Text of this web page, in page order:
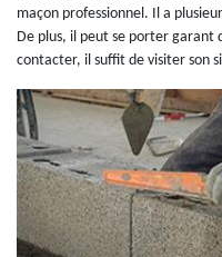
maçon professionnel. Il a
De plus, il peut se porter garant
contacter, il suffit de visiter son